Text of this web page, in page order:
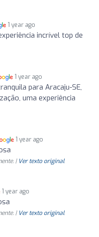
1 year ago
incrível top de
1 year ago
para Aracaju-SE,
uma experiência
1 year ago
| Ver texto original
1 year ago
| Ver texto original